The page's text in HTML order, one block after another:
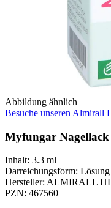
Abbildung ähnlich
Besuche unseren Almirall
Myfungar Nagellack
Inhalt: 3.3 ml
Darreichungsform: Lösung
Hersteller: ALMIRALL
PZN: 467560